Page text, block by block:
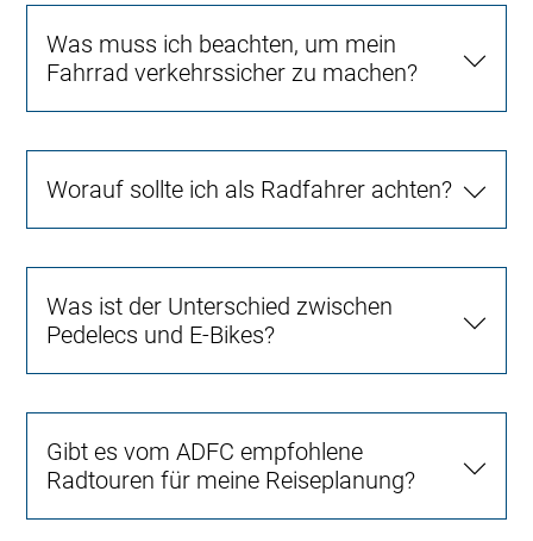
Was muss ich beachten, um mein
Fahrrad verkehrssicher zu machen?
Worauf sollte ich als Radfahrer achten?
Was ist der Unterschied zwischen
Pedelecs und E-Bikes?
Gibt es vom ADFC empfohlene
Radtouren für meine Reiseplanung?